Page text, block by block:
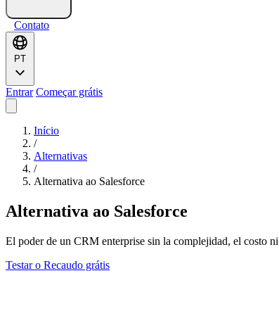
Contato
PT
Entrar Começar grátis
Início
/
Alternativas
/
Alternativa ao Salesforce
Alternativa ao Salesforce
El poder de un CRM enterprise sin la complejidad, el costo
Testar o Recaudo grátis